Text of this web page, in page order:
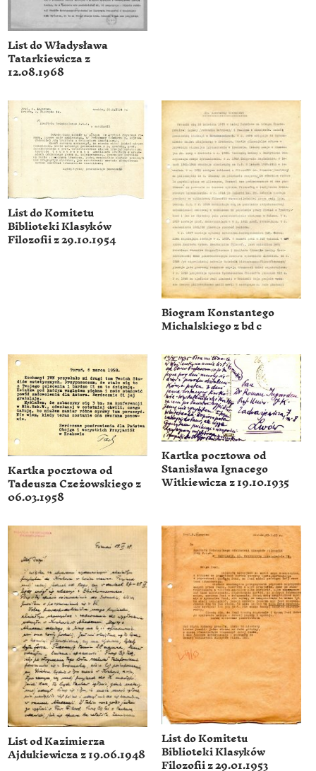
List do Władysława
Tatarkiewicza z
12.08.1968
List do Komitetu
Biblioteki Klasyków
Filozofii z 29.10.1954
Biogram Konstantego
Michalskiego z bd c
Kartka pocztowa od
Tadeusza Czeżowskiego z
06.03.1958
Kartka pocztowa od
Stanisława Ignacego
Witkiewicza z 19.10.1935
List od Kazimierza
Ajdukiewicza z 19.06.1948
List do Komitetu
Biblioteki Klasyków
Filozofii z 29.01.1953